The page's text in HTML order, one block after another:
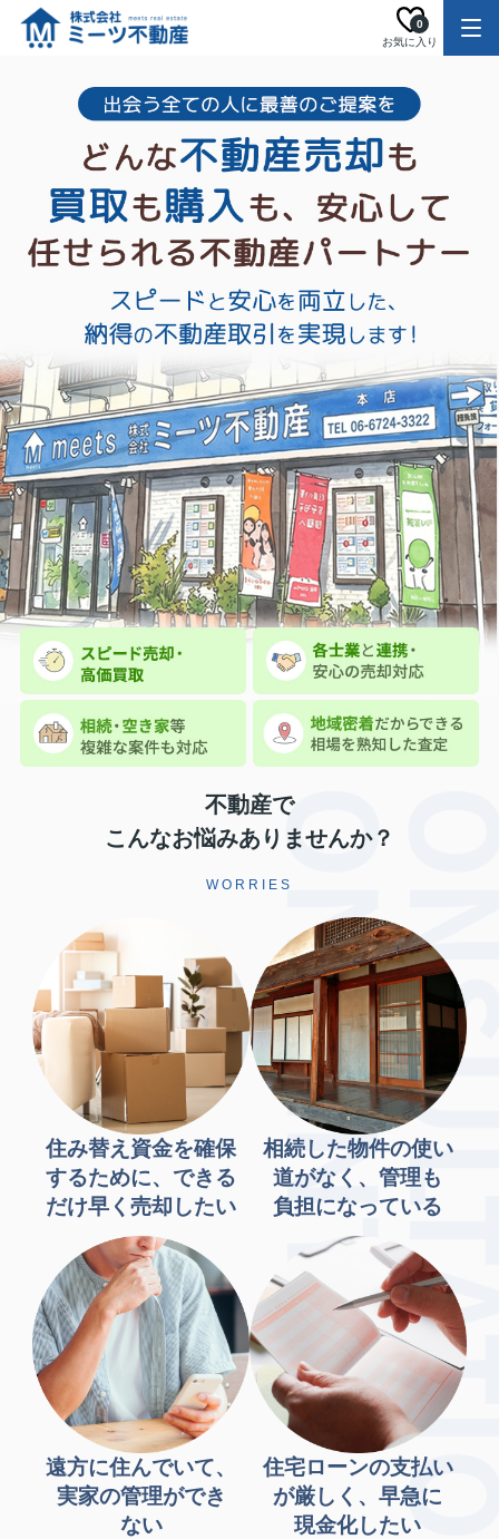
お気に入り
0
不動産で
こんなお悩みありませんか？
WORRIES
住み替え資金を確保
するために、できる
だけ早く売却したい
相続した物件の使い
道がなく、管理も
負担になっている
遠方に住んでいて、
実家の管理ができ
ない
住宅ローンの支払い
が厳しく、早急に
現金化したい